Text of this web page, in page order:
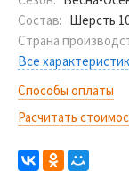
Состав: Шерсть
Страна
Все
Способы оплаты
Расчитать